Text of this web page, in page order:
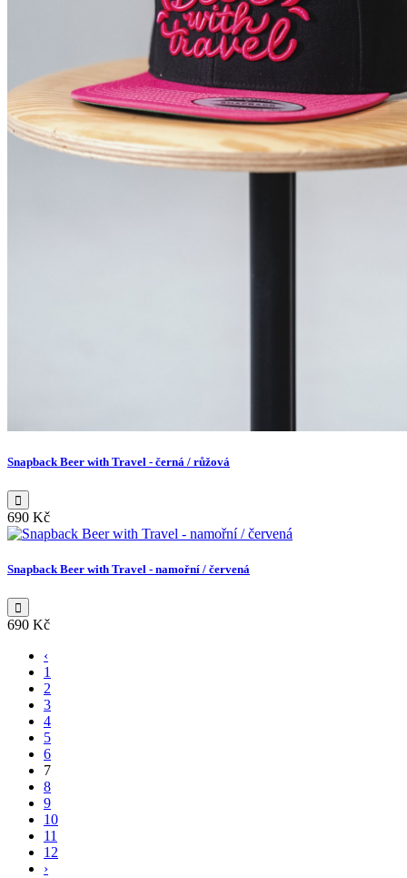
Snapback Beer with Travel - černá / růžová
690 Kč
Snapback Beer with Travel - namořní / červená
690 Kč
‹
1
2
3
4
5
6
7
8
9
10
11
12
›